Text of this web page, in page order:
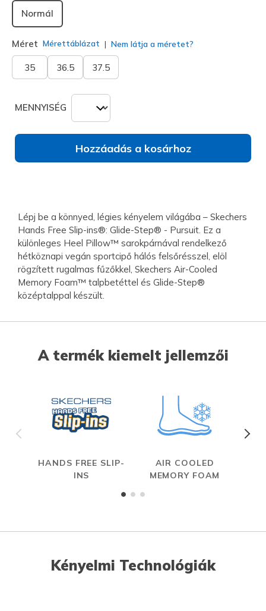
Normál
Méret Mérettáblázat Nem látja a méretet?
35 36.5 37.5
MENNYISÉG
Hozzáadás a kosárhoz
Lépj be a könnyed, légies kényelem világába – Skechers
Hands Free Slip-ins®: Glide-Step® - Pursuit. Ez a
különleges Heel Pillow™ sarokpárnával rendelkező
hétköznapi vegán sportcipő hálós felsőrésszel, elöl
rögzített rugalmas fűzőkkel, Skechers Air-Cooled
Memory Foam™ talpbetéttel és Glide-Step®
középtalppal készült.
A termék kiemelt jellemzői
HANDS FREE SLIP-
INS
AIR COOLED
MEMORY FOAM
Kényelmi Technológiák